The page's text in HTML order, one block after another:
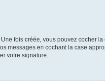
fois créée, vous pouvez cocher
messages en cochant la case
votre signature.